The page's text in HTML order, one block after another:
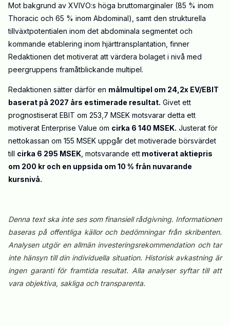
Mot bakgrund av XVIVO:s höga bruttomarginaler (85 % inom
Thoracic och 65 % inom Abdominal), samt den strukturella
tillväxtpotentialen inom det abdominala segmentet och
kommande etablering inom hjärttransplantation, finner
Redaktionen det motiverat att värdera bolaget i nivå med
peergruppens framåtblickande multipel.
Redaktionen sätter därför en målmultipel om 24,2x EV/EBIT
baserat på 2027 års estimerade resultat. Givet ett
prognostiserat EBIT om 253,7 MSEK motsvarar detta ett
motiverat Enterprise Value om cirka 6 140 MSEK. Justerat för
nettokassan om 155 MSEK uppgår det motiverade börsvärdet
till cirka 6 295 MSEK , motsvarande ett motiverat aktiepris
om 200 kr och en uppsida om 10 % från nuvarande
kursnivå.
Denna text ska inte ses som finansiell rådgivning. Informationen
baseras på offentliga källor och bedömningar från skribenten.
Analysen utgör en allmän investeringsrekommendation och tar
inte hänsyn till din individuella situation. Historisk avkastning är
ingen garanti för framtida resultat. Alla analyser syftar till att
vara objektiva, sakliga och transparenta.